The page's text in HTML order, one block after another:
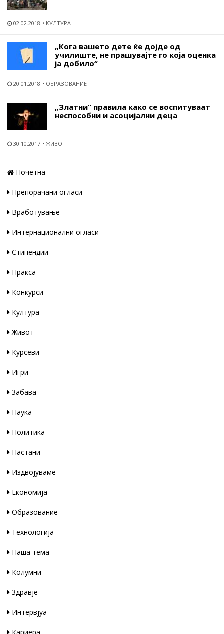
02.02.2018 КУЛТУРА
„Кога вашето дете ќе дојде од
училиште, не прашувајте го која оценка
ја добило“
20.01.2018 ОБРАЗОВАНИЕ
„Златни“ правила како се воспитуваат
неспособни и асоцијални деца
30.10.2017 ЖИВОТ
Почетна
Препорачани огласи
Вработување
Интернационални огласи
Стипендии
Пракса
Конкурси
Култура
Живот
Курсеви
Игри
Забава
Наука
Политика
Настани
Издвојуваме
Економија
Образование
Технологија
Наша тема
Колумни
Здравје
Интервјуа